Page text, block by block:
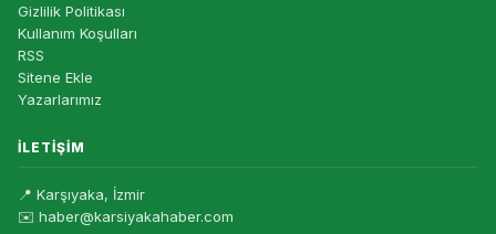
Gizlilik Politikası
Kullanım Koşulları
RSS
Sitene Ekle
Yazarlarımız
İLETIŞIM
📍 Karşıyaka, İzmir
✉️ haber@karsiyakahaber.com